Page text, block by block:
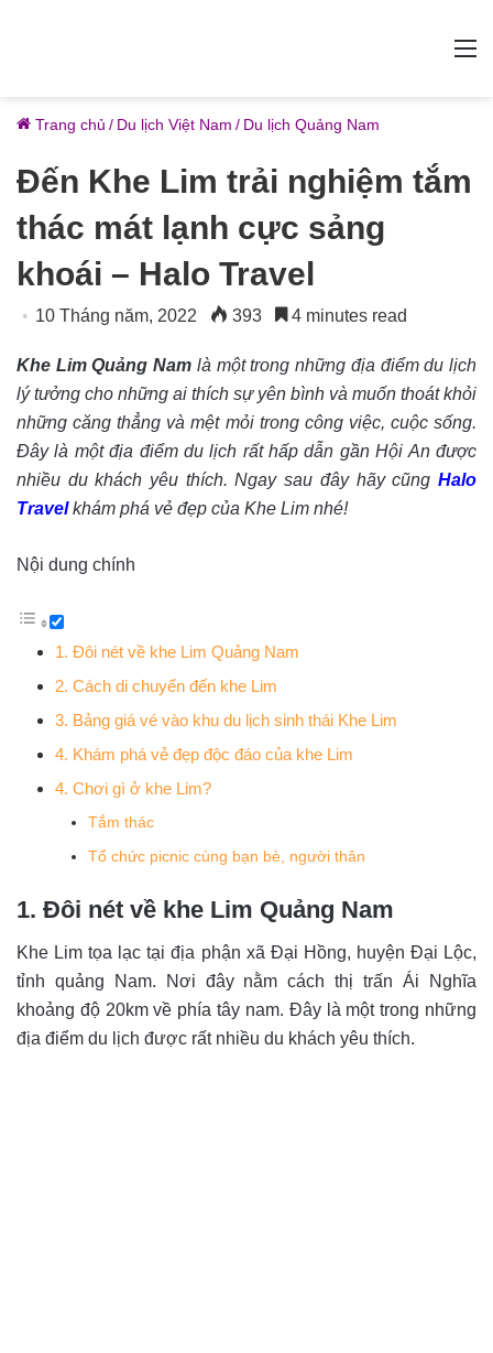
Trang chủ / Du lịch Việt Nam / Du lịch Quảng Nam
Đến Khe Lim trải nghiệm tắm
thác mát lạnh cực sảng
khoái – Halo Travel
10 Tháng năm, 2022 393 4 minutes read
Khe Lim Quảng Nam là một trong những địa điểm du lịch
lý tưởng cho những ai thích sự yên bình và muốn thoát khỏi
những căng thẳng và mệt mỏi trong công việc, cuộc sống.
Đây là một địa điểm du lịch rất hấp dẫn gần Hội An được
nhiều du khách yêu thích. Ngay sau đây hãy cũng Halo
Travelkhám phá vẻ đẹp của Khe Lim nhé!
Nội dung chính
1. Đôi nét về khe Lim Quảng Nam
2. Cách di chuyển đến khe Lim
3. Bảng giá vé vào khu du lịch sinh thái Khe Lim
4. Khám phá vẻ đẹp độc đáo của khe Lim
4. Chơi gì ở khe Lim?
Tắm thác
Tổ chức picnic cùng bạn bè, người thân
1. Đôi nét về khe Lim Quảng Nam
Khe Lim tọa lạc tại địa phận xã Đại Hồng, huyện Đại Lộc,
tỉnh quảng Nam. Nơi đây nằm cách thị trấn Ái Nghĩa
khoảng độ 20km về phía tây nam. Đây là một trong những
địa điểm du lịch được rất nhiều du khách yêu thích.